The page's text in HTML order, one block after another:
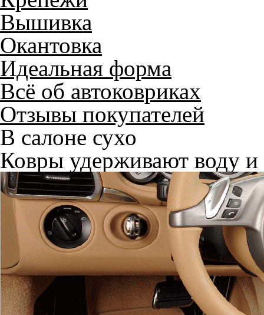
Вышивка
Окантовка
Идеальная форма
Всё об автоковриках
Отзывы покупателей
В салоне сухо
Ковры удерживают воду и